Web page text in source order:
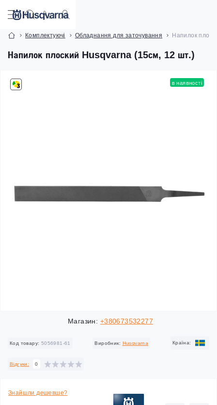
Комплектуючі Обладнання для заточування Напилок
Напилок плоский Husqvarna (15см, 12 шт.)
в наявності
Магазин: +380673532277
Код товару: 5056981-61 Виробник: Husqvarna Країна:
Відгуки: 0
Знайшли дешевше?